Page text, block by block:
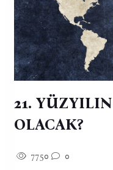
21.
OLACAK?
7750 0